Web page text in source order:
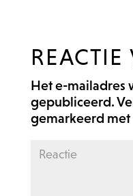
REACTIE
Het e-mailadres
gepubliceerd.
gemarkeerd met